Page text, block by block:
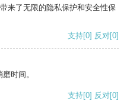
来了无限的隐私保护和安全性保
支持[0] 反对[0]
时间。
支持[0] 反对[0]